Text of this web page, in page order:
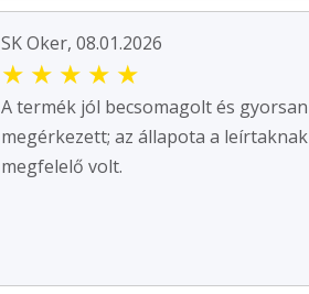
SK Oker, 08.01.2026
★ ★ ★ ★ ★
A termék jól becsomagolt és gyorsan
megérkezett; az állapota a leírtaknak
megfelelő volt.